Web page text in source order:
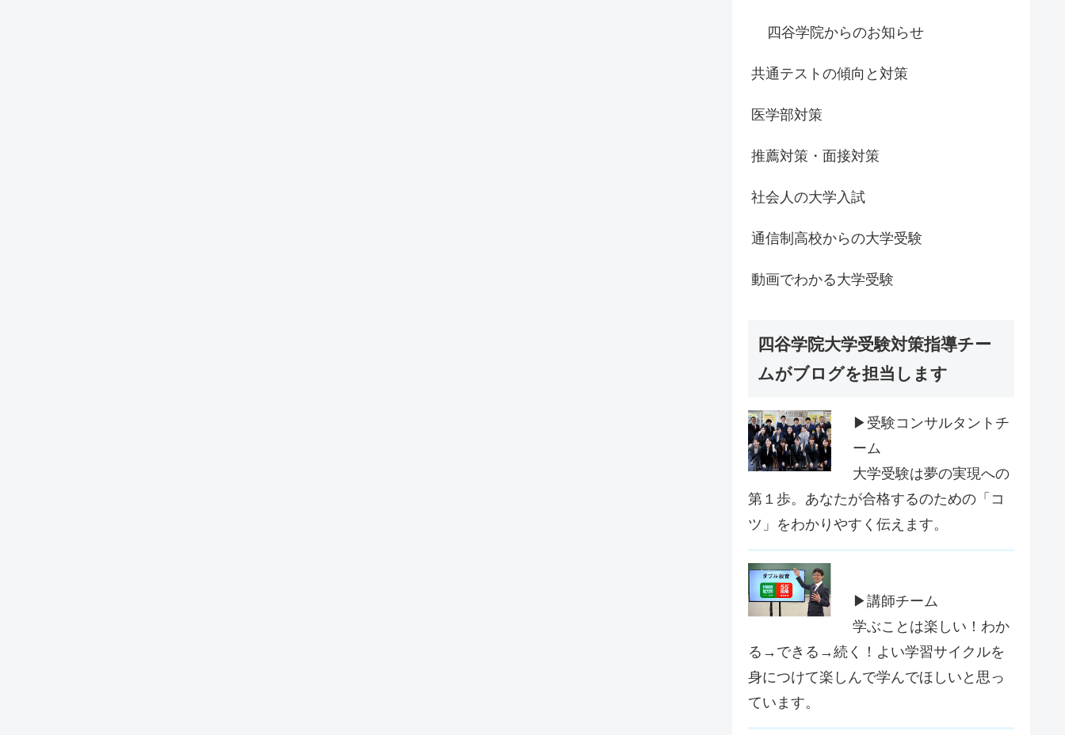
四谷学院からのお知らせ
共通テストの傾向と対策
医学部対策
推薦対策・面接対策
社会人の大学入試
通信制高校からの大学受験
動画でわかる大学受験
四谷学院大学受験対策指導チー
ムがブログを担当します
▶受験コンサルタントチ
ーム
大学受験は夢の実現への
第１歩。あなたが合格するのための「コ
ツ」をわかりやすく伝えます。
▶講師チーム
学ぶことは楽しい！わか
る→できる→続く！よい学習サイクルを
身につけて楽しんで学んでほしいと思っ
ています。